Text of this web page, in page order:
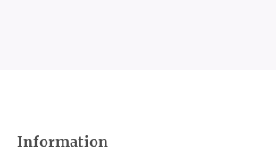
Information